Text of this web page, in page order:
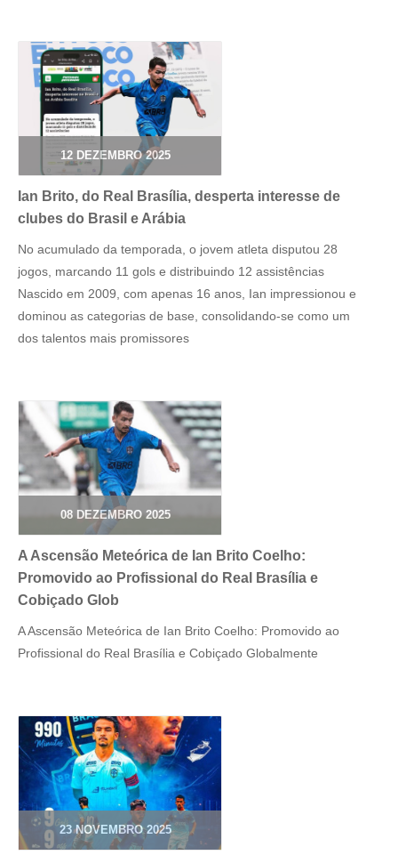
12 DEZEMBRO 2025
Ian Brito, do Real Brasília, desperta interesse de
clubes do Brasil e Arábia
No acumulado da temporada, o jovem atleta disputou 28
jogos, marcando 11 gols e distribuindo 12 assistências
Nascido em 2009, com apenas 16 anos, Ian impressionou e
dominou as categorias de base, consolidando-se como um
dos talentos mais promissores
08 DEZEMBRO 2025
A Ascensão Meteórica de Ian Brito Coelho:
Promovido ao Profissional do Real Brasília e
Cobiçado Glob
A Ascensão Meteórica de Ian Brito Coelho: Promovido ao
Profissional do Real Brasília e Cobiçado Globalmente
23 NOVEMBRO 2025